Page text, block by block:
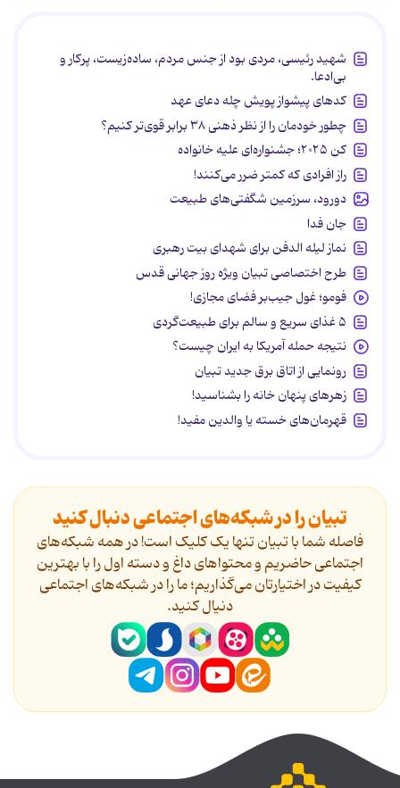
شهید رئیسی، مردی بود از جنس مردم، ساده‌زیست، پرکار و
بی‌ادعا.
کدهای پیشواز پویش چله دعای عهد
چطور خودمان را از نظر ذهنی ۳۸ برابر قوی‌تر کنیم؟
کن ۲۰۲۵؛ جشنواره‌ای علیه خانواده
راز افرادی که کمتر ضرر می‌کنند!
دورود، سرزمین شگفتی‌های طبیعت
جان فدا
نماز لیله الدفن برای شهدای بیت رهبری
طرح اختصاصی تبیان ویژه روز جهانی قدس
فومو؛ غول جیب‌بر فضای مجازی!
۵ غذای سریع و سالم برای طبیعت‌گردی
نتیجه حمله آمریکا به ایران چیست؟
رونمایی از اتاق برق جدید تبیان
زهرهای پنهان خانه را بشناسید!
قهرمان‌های خسته یا والدین مفید!
تبیان را در شبکه‌های اجتماعی دنبال کنید
فاصله شما با تبیان تنها یک کلیک است! در همه شبکه‌های
اجتماعی حاضریم و محتواهای داغ و دسته اول را با بهترین
کیفیت در اختیارتان می‌گذاریم؛ ما را در شبکه‌های اجتماعی
دنیال کنید.